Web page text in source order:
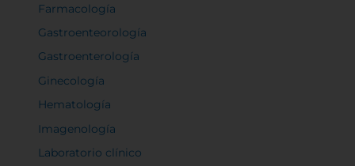
Farmacología
Gastroenteorología
Gastroenterología
Ginecología
Hematología
Imagenología
Laboratorio clínico